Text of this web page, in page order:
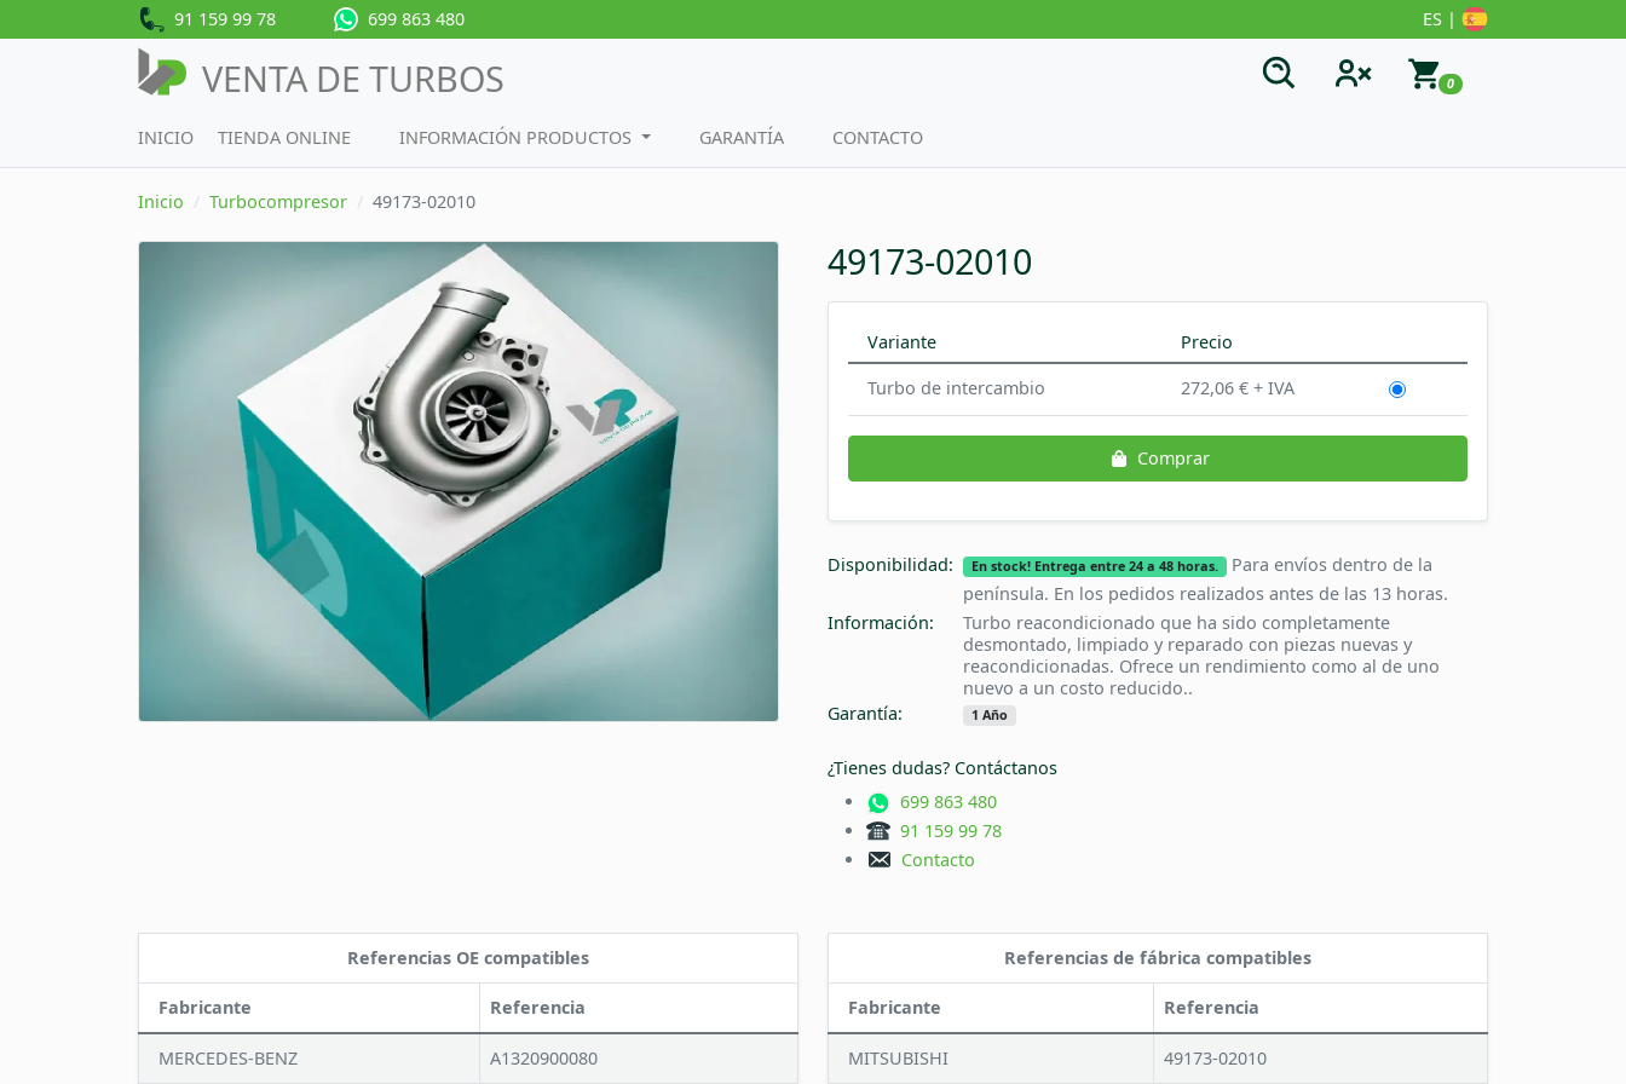
91 159 99 78 699 863 480 ES |
VENTA DE TURBOS 0
INICIO TIENDA ONLINE INFORMACIÓN PRODUCTOS GARANTÍA CONTACTO
Inicio Turbocompresor 49173-02010
49173-02010
Variante
Precio
Turbo de intercambio
272,06 € + IVA
Comprar
Disponibilidad: En stock! Entrega entre 24 a 48 horas.
Para envíos dentro de la
península. En los pedidos realizados antes de las 13 horas.
Información:
Turbo reacondicionado que ha sido completamente
desmontado, limpiado y reparado con piezas nuevas y
reacondicionadas. Ofrece un rendimiento como al de uno
nuevo a un costo reducido..
Garantía:
1 Año
¿Tienes dudas? Contáctanos
699 863 480
91 159 99 78
Contacto
Referencias OE compatibles
Fabricante Referencia
MERCEDES-BENZ A1320900080
Referencias de fábrica compatibles
Fabricante Referencia
MITSUBISHI 49173-02010